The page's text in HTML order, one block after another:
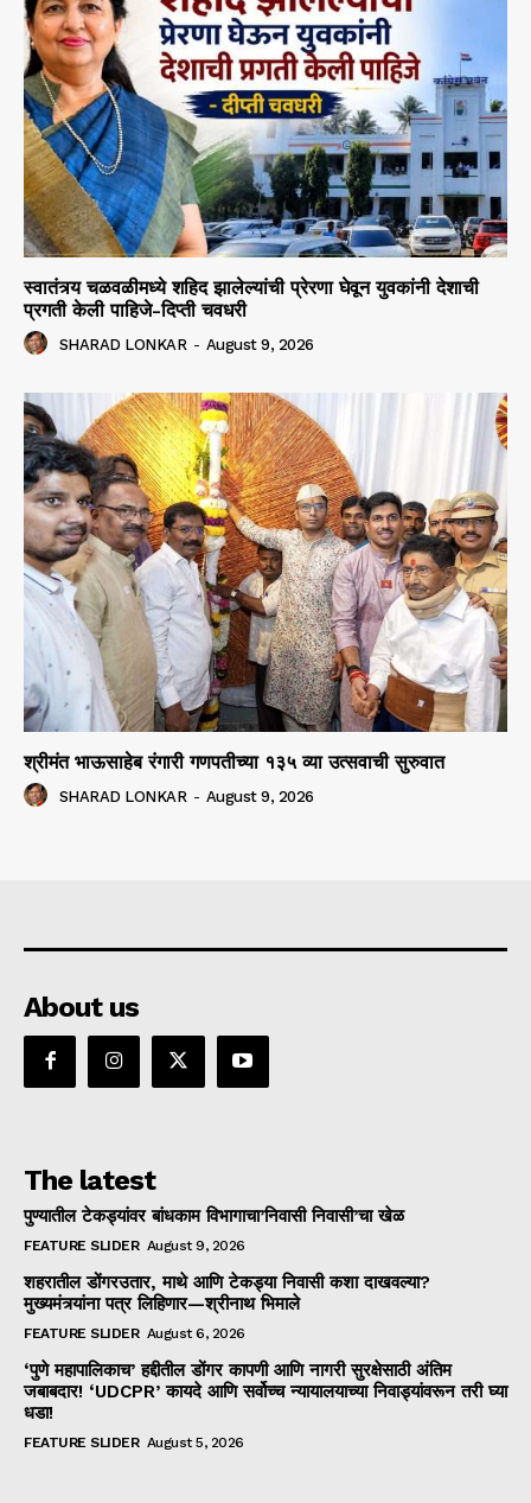
स्वातंत्र्य चळवळीमध्ये शहिद झालेल्यांची प्रेरणा घेवून युवकांनी देशाची
प्रगती केली पाहिजे-दिप्ती चवधरी
SHARAD LONKAR - August 9, 2026
श्रीमंत भाऊसाहेब रंगारी गणपतीच्या १३५ व्या उत्सवाची सुरुवात
SHARAD LONKAR - August 9, 2026
About us
The latest
पुण्यातील टेकड्यांवर बांधकाम विभागाचा’निवासी निवासी’चा खेळ
FEATURE SLIDER August 9, 2026
शहरातील डोंगरउतार, माथे आणि टेकड्या निवासी कशा दाखवल्या?
मुख्यमंत्र्यांना पत्र लिहिणार—श्रीनाथ भिमाले
FEATURE SLIDER August 6, 2026
‘पुणे महापालिकाच’ हद्दीतील डोंगर कापणी आणि नागरी सुरक्षेसाठी अंतिम
जबाबदार! ‘UDCPR’ कायदे आणि सर्वोच्च न्यायालयाच्या निवाड्यांवरून तरी घ्या
धडा!
FEATURE SLIDER August 5, 2026